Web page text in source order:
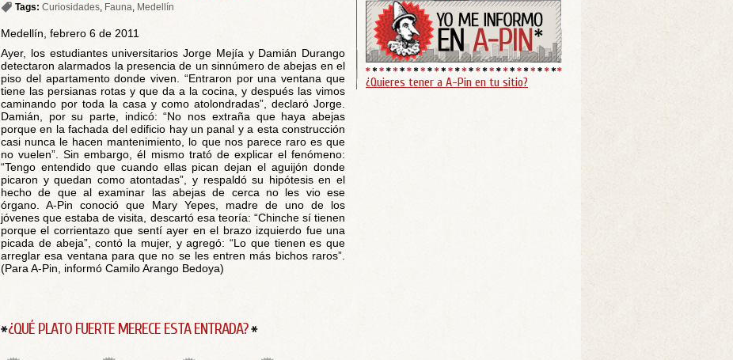
Tags: Curiosidades, Fauna, Medellín
Medellín, febrero 6 de 2011
Ayer, los estudiantes universitarios Jorge Mejía y Damián Durango
detectaron alarmados la presencia de un sinnúmero de abejas en el
piso del apartamento donde viven. “Entraron por una ventana que
tiene las persianas rotas y que da a la cocina, y después las vimos
caminando por toda la casa y como atolondradas”, declaró Jorge.
Damián, por su parte, indicó: “No nos extraña que haya abejas
porque en la fachada del edificio hay un panal y a esta construcción
casi nunca le hacen mantenimiento, lo que nos parece raro es que
no vuelen”. Sin embargo, él mismo trató de explicar el fenómeno:
“Tengo entendido que cuando ellas pican dejan el aguijón donde
picaron y quedan como atontadas”, y respaldó su hipótesis en el
hecho de que al examinar las abejas de cerca no les vio ese
órgano. A-Pin conoció que Mary Yepes, madre de uno de los
jóvenes que estaba de visita, descartó esa teoría: “Chinche sí tienen
porque el corrientazo que sentí ayer en el brazo izquierdo fue una
picada de abeja”, contó la mujer, y agregó: “Lo que tienen es que
arreglar esa ventana para que no se les entren más bichos raros”.
(Para A-Pin, informó Camilo Arango Bedoya)
¿QUÉ PLATO FUERTE MERECE ESTA ENTRADA?
¿Quieres tener a A-Pin en tu sitio?